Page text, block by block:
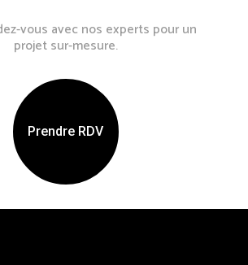
vous avec nos experts pour un
projet sur-mesure.
Prendre RDV